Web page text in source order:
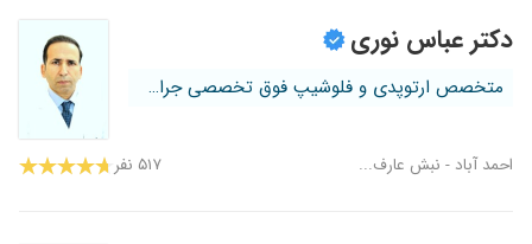
دکتر عباس نوری
متخصص ارتوپدی و فلوشیپ فوق تخصصی جراح...
احمد آباد - نبش عارف... ۵۱۷ نفر